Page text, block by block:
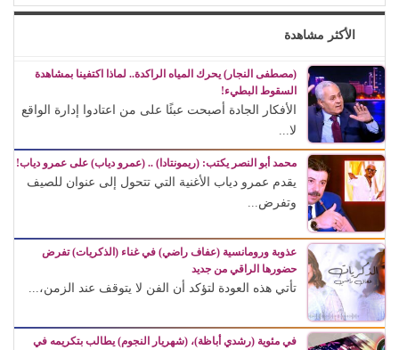
الأكثر مشاهدة
(مصطفى النجار) يحرك المياه الراكدة.. لماذا اكتفينا بمشاهدة
السقوط البطيء!
الأفكار الجادة أصبحت عبئًا على من اعتادوا إدارة الواقع
لا...
محمد أبو النصر يكتب: (ريمونتادا) .. (عمرو دياب) على عمرو دياب!
يقدم عمرو دياب الأغنية التي تتحول إلى عنوان للصيف
وتفرض...
عذوبة ورومانسية (عفاف راضي) في غناء (الذكريات) تفرض
حضورها الراقي من جديد
تأتي هذه العودة لتؤكد أن الفن لا يتوقف عند الزمن،...
في مئوية (رشدي أباظة)، (شهريار النجوم) يطالب بتكريمه في